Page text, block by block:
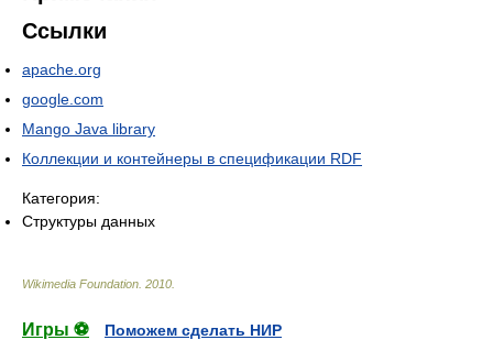
Ссылки
apache.org
google.com
Mango Java library
Коллекции и контейнеры в спецификации RDF
Категория:
Структуры данных
Wikimedia Foundation 2010
Игры ⚽
Поможем сделать НИР